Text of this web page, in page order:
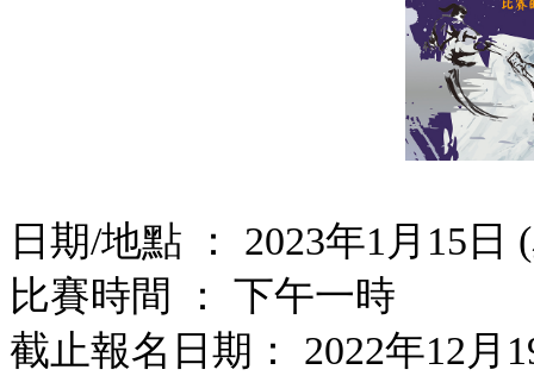
日期/地點 ： 2023年1月15
比賽時間 ： 下午一時
截止報名日期： 2022年12月